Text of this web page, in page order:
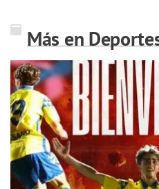
Más en